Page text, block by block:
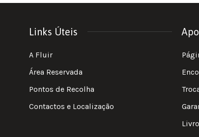
Links Úteis
A Fluir
Área Reservada
Pontos de Recolha
Contactos e Localização